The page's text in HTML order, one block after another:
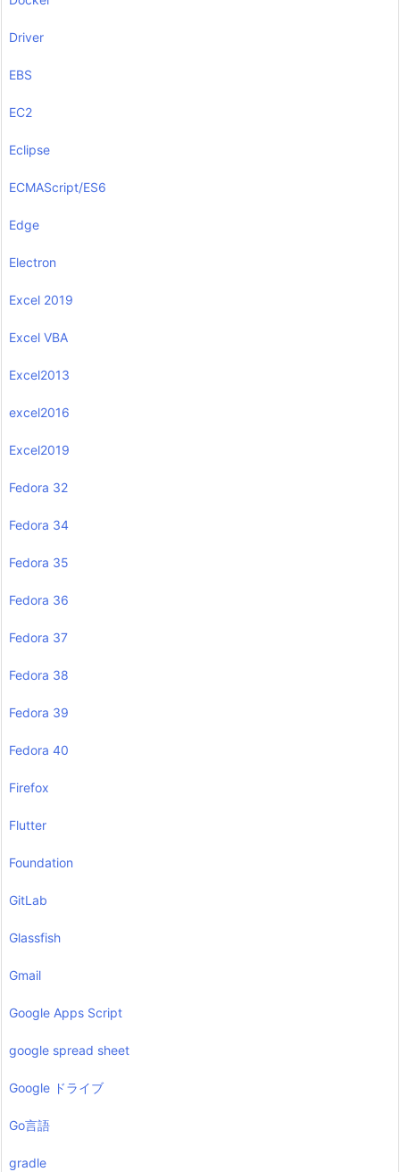
Driver
EBS
EC2
Eclipse
ECMAScript/ES6
Edge
Electron
Excel 2019
Excel VBA
Excel2013
excel2016
Excel2019
Fedora 32
Fedora 34
Fedora 35
Fedora 36
Fedora 37
Fedora 38
Fedora 39
Fedora 40
Firefox
Flutter
Foundation
GitLab
Glassfish
Gmail
Google Apps Script
google spread sheet
Google ドライブ
Go言語
gradle